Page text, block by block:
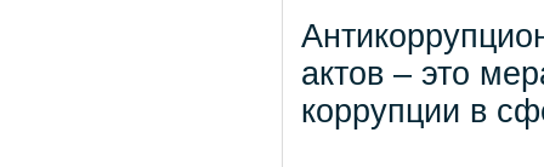
актов – это
коррупции в